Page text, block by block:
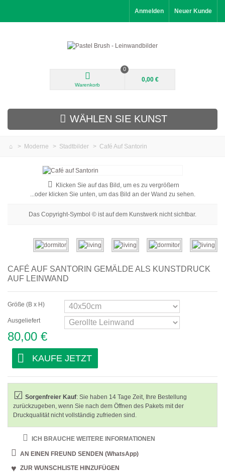
Anmelden Neuer Kunde
Warenkorb
0
0,00 €
WÄHLEN SIE KUNST
Blumenbilder
Porträtbilder
Abstrakte
Dekorative
Wohnzimmerbilder
Schlafzimmerbilder
Flurbilder
Bürobilder
Kosmetikstudiobilder
Hotelzimmerbilder
Bar und Cafébilder
Esszimmerbilder
> Moderne > Stadtbilder > Café Auf Santorin
Klicken Sie auf das Bild, um es zu vergrößern
...oder klicken Sie unten, um das Bild an der Wand zu sehen.
Das Copyright-Symbol © ist auf dem Kunstwerk nicht sichtbar.
CAFÉ AUF SANTORIN GEMÄLDE ALS KUNSTDRUCK
AUF LEINWAND
Größe (B x H)
Ausgeliefert
80,00 €
KAUFE JETZT
Sorgenfreier Kauf: Sie haben 14 Tage Zeit, Ihre Bestellung
zurückzugeben, wenn Sie nach dem Öffnen des Pakets mit der
Druckqualität nicht vollständig zufrieden sind.
ICH BRAUCHE WEITERE INFORMATIONEN
AN EINEN FREUND SENDEN (WhatsApp)
ZUR WUNSCHLISTE HINZUFÜGEN